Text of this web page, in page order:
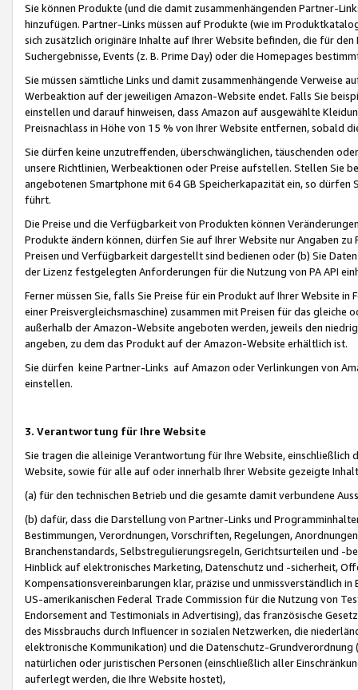
Sie können Produkte (und die damit zusammenhängenden Partner-
hinzufügen. Partner-Links müssen auf Produkte (wie im
sich zusätzlich originäre Inhalte auf Ihrer Website befinden, die für
Suchergebnisse, Events (z. B. Prime Day) oder die Homepages
Sie müssen sämtliche Links und damit zusammenhängende
Werbeaktion auf der jeweiligen Amazon-Website endet. Falls Sie
einstellen und darauf hinweisen, dass Amazon auf ausgewählte
Preisnachlass in Höhe von 15 % von Ihrer Website entfernen, sobald
Sie dürfen keine unzutreffenden, überschwänglichen, täuschenden
unsere Richtlinien, Werbeaktionen oder Preise aufstellen. Stellen Sie
angebotenen Smartphone mit 64 GB Speicherkapazität ein, so dürfen
führt.
Die Preise und die Verfügbarkeit von Produkten können
Produkte ändern können, dürfen Sie auf Ihrer Website nur Angaben
Preisen und Verfügbarkeit dargestellt sind bedienen oder (b) Sie
der Lizenz festgelegten Anforderungen für die Nutzung von PA API
Ferner müssen Sie, falls Sie Preise für ein Produkt auf Ihrer Website
einer Preisvergleichsmaschine) zusammen mit Preisen für das
außerhalb der Amazon-Website angeboten werden, jeweils den
angeben, zu dem das Produkt auf der Amazon-Website erhältlich ist.
Sie dürfen keine Partner-Links auf Amazon oder Verlinkungen von
einstellen.
3. Verantwortung für Ihre Website
Sie tragen die alleinige Verantwortung für Ihre Website,
Website, sowie für alle auf oder innerhalb Ihrer Website gezeigte
(a) für den technischen Betrieb und die gesamte damit verbundene
(b) dafür, dass die Darstellung von Partner-Links und
Bestimmungen, Verordnungen, Vorschriften, Regelungen,
Branchenstandards, Selbstregulierungsregeln, Gerichtsurteilen und -
Hinblick auf elektronisches Marketing, Datenschutz und -sicherheit,
Kompensationsvereinbarungen klar, präzise und unmissverständlich
US-amerikanischen Federal Trade Commission für die Nutzung von
Endorsement and Testimonials in Advertising), das französische
des Missbrauchs durch Influencer in sozialen Netzwerken, die
elektronische Kommunikation) und die Datenschutz-
natürlichen oder juristischen Personen (einschließlich aller
auferlegt werden, die Ihre Website hostet),